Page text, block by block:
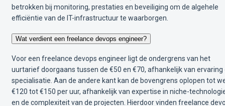
betrokken bij monitoring, prestaties en beveiliging om de algehele
efficiëntie van de IT-infrastructuur te waarborgen.
Wat verdient een freelance devops engineer?
Voor een freelance devops engineer ligt de ondergrens van het
uurtarief doorgaans tussen de €50 en €70, afhankelijk van ervaring
specialisatie. Aan de andere kant kan de bovengrens oplopen tot
€120 tot €150 per uur, afhankelijk van expertise in niche-
en de complexiteit van de projecten. Hierdoor vinden freelance